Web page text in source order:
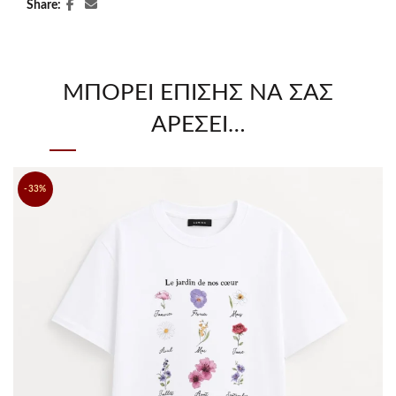
Share
ΜΠΟΡΕΊ ΕΠΊΣΗΣ ΝΑ ΣΑΣ
ΑΡΈΣΕΙ…
-33%